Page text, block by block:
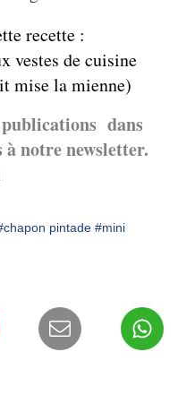
recette :
vestes de cuisine
mise la mienne)
dans
notre newsletter.
pintade #mini